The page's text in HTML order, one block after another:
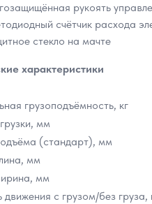
рукоять
счётчик расхода
стекло на мачте
характеристики
грузоподъёмность, кг
мм
(стандарт), мм
мм
мм
движения с грузом/без груза,